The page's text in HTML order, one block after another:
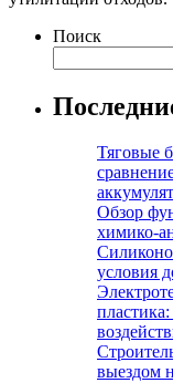
Поиск
Тяговые
Обзор
химико-
условия
выездом